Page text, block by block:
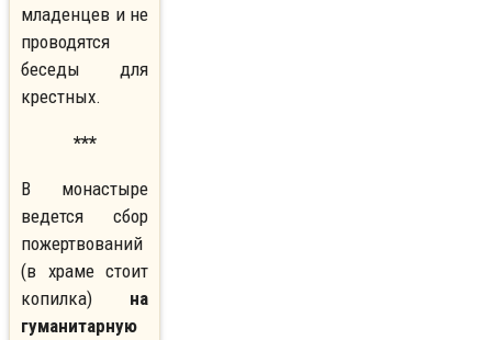
младенцев и не
проводятся
беседы для
крестных.
***
В монастыре
ведется сбор
пожертвований
(в храме стоит
копилка) на
гуманитарную